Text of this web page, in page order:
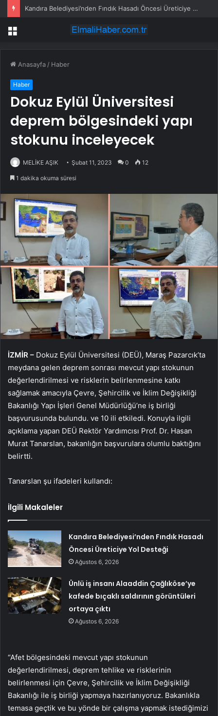
Kandıra Belediyesi’nden Fındık Hasadı Öncesi Üreticiye Yol Desteği
Menü
Anasayfa / Haber
Haber
Dokuz Eylül Üniversitesi
deprem bölgesindeki yapı
stokunu inceleyecek
MELİKE AŞIK Şubat 11, 2023 0 12
1 dakika okuma süresi
İZMİR – Dokuz Eylül Üniversitesi (DEÜ), Maraş Pazarcık’ta
meydana gelen deprem sonrası mevcut yapı stokunun
değerlendirilmesi ve risklerin belirlenmesine katkı
sağlamak amacıyla Çevre, Şehircilik ve İklim Değişikliği
Bakanlığı Yapı İşleri Genel Müdürlüğü’ne iş birliği
başvurusunda bulundu. ve 10 ili etkiledi. Konuyla ilgili
açıklama yapan DEÜ Rektör Yardımcısı Prof. Dr. Hasan
Murat Tanarslan, bakanlığın başvurulara olumlu baktığını
belirtti.
Tanarslan şu ifadeleri kullandı:
İlgili Makaleler
Kandıra Belediyesi’nden Fındık Hasadı
Öncesi Üreticiye Yol Desteği
Ağustos 6, 2026
Ünlü iş insanı Alaaddin Çağlıköse’ye
kafede bıçaklı saldırının görüntüleri
ortaya çıktı
Ağustos 6, 2026
“Afet bölgesindeki mevcut yapı stokunun
değerlendirilmesi, deprem tehlike ve risklerinin
belirlenmesi için Çevre, Şehircilik ve İklim Değişikliği
Bakanlığı ile iş birliği yapmaya hazırlanıyoruz. Bakanlıkla
temasa geçtik ve bu yönde bir çalışma yapmak istediğimizi